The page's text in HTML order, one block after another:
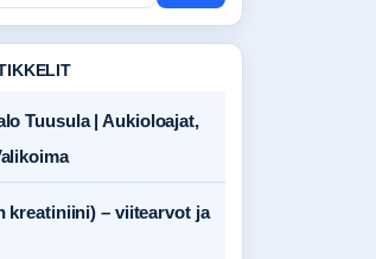
Tuusula | Aukioloajat,
kreatiniini) – viitearvot ja